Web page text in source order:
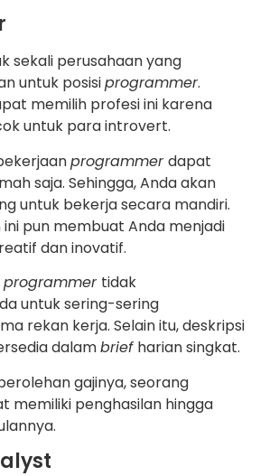
sekali perusahaan yang
untuk posisiprogrammer.
memilih profesi ini karena
untuk para introvert.
programmerdapat
saja. Sehingga, Anda akan
untuk bekerja secara mandiri.
pun membuat Anda menjadi
dan inovatif.
programmer tidak
untuk sering-sering
rekan kerja. Selain itu, deskripsi
dalambrief harian singkat.
gajinya, seorang
memiliki penghasilan hingga